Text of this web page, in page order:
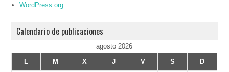
WordPress.org
Calendario de publicaciones
agosto 2026
L
M X J V S D